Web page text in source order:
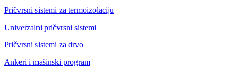
Pričvrsni sistemi za termoizolaciju
Univerzalni pričvrsni sistemi
Pričvrsni sistemi za drvo
Ankeri i mašinski program